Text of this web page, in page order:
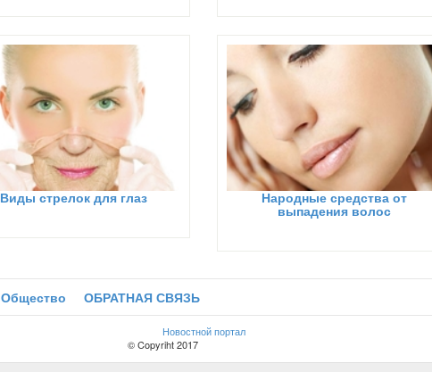
Виды стрелок для глаз Народные средства от
выпадения волос
Общество ОБРАТНАЯ СВЯЗЬ
Новостной портал
© Copyriht 2017